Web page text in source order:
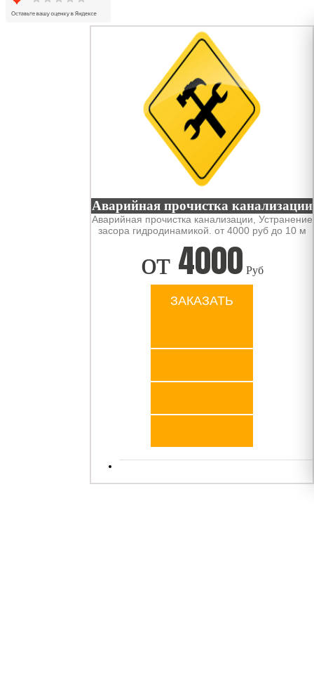
Аварийная прочистка канализации
Аварийная прочистка канализации, Устранение
засора гидродинамикой. от 4000 руб до 10 м
от4000 Руб
ЗАКАЗАТЬ